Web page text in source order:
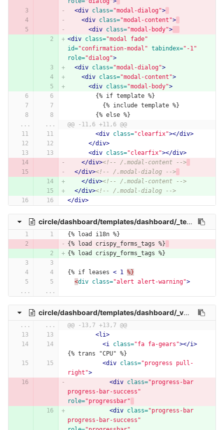
<div class="modal-dialog">
<div class="modal-content">
<div class="modal-body">
<div class="modal fade"
id="confirmation-modal" tabindex="-1"
role="dialog">
<div class="modal-dialog">
<div class="modal-content">
<div class="modal-body">
        {% if template %}
          {% include template %}
        {% else %}
...
...
@@ -11,6 +11,6 @@
<div class="clearfix"></div>
</div>
<div class="clearfix"></div>
</div><!-- /.modal-content -->
</div><!-- /.modal-dialog -->
</div><!-- /.modal-content -->
</div><!-- /.modal-dialog -->
</div>
circle/dashboard/templates/dashboard/_template-create.html
{% load i18n %}
{% load crispy_forms_tags %}
{% load crispy_forms_tags %}
{% if leases < 1 %}
<div class="alert alert-warning">
...
...
circle/dashboard/templates/dashboard/_vm-create-1.html
... ...
@@ -13,7 +13,7 @@
<li>
<i class="fa fa-gears"></i>
{% trans "CPU" %}
<div class="progress pull-
right">
<div class="progress-bar
progress-bar-success"
role="progressbar"
<div class="progress-bar
progress-bar-success"